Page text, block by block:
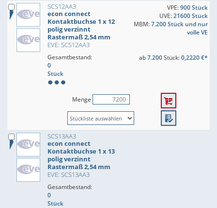
SCS12AA3
econ connect
Kontaktbuchse 1 x 12
polig verzinnt
Rastermaß 2,54 mm
EVE: SCS12AA3
VPE:900 Stück
UVE:21600 Stück
MBM:7.200 Stück und nur
volle VE
Gesamtbestand:
0
Stück
ab7.200Stück:0,2220 €*
Menge
SCS13AA3
econ connect
Kontaktbuchse 1 x 13
polig verzinnt
Rastermaß 2,54 mm
EVE: SCS13AA3
Gesamtbestand:
0
Stück